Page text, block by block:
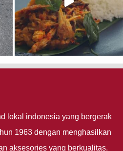
lokal indonesia yang bergerak
1963 dengan menghasilkan
aksesories yang berkualitas.